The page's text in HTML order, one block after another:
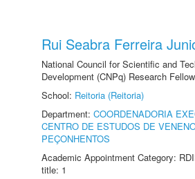
Rui Seabra Ferreira
National Council for Scientific and
Development (CNPq) Research
School: Reitoria (Reitoria)
Department: COORDENADORIA
CENTRO DE ESTUDOS DE
PEÇONHENTOS
Academic Appointment Category:
title: 1